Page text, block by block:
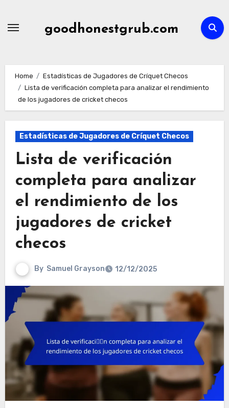
goodhonestgrub.com
Home
Estadísticas de Jugadores de Críquet Checos
Lista de verificación completa para analizar el rendimiento
de los jugadores de cricket checos
Estadísticas de Jugadores de Críquet Checos
Lista de verificación
completa para analizar
el rendimiento de los
jugadores de cricket
checos
By Samuel Grayson 12/12/2025